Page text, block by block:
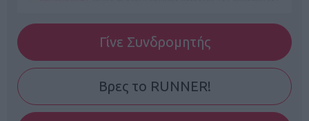
Γίνε Συνδρομητής
Βρες το RUNNER!